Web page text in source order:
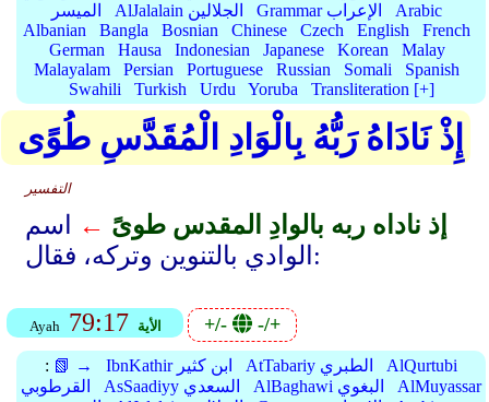
الميسر
AlJalalain الجلالين Grammar الإعراب
Arabic
Albanian
Bangla Bosnian Chinese Czech English
French
German
Hausa Indonesian Japanese Korean
Malay
Malayalam
Persian Portuguese Russian Somali
Spanish
Swahili
Turkish Urdu Yoruba Transliteration [+]
إِذْ نَادَاهُ رَبُّهُ بِالْوَادِ الْمُقَدَّسِ طُوًى
التفسير
إذ ناداه ربه بالوادِ المقدس طوىً ←
اسم
الوادي بالتنوين وتركه، فقال:
Ayah 79:17 الأية +/- -/+
: 📗 → IbnKathir ابن كثير AtTabariy الطبري
AlQurtubi
القرطوبي
AsSaadiyy السعدي AlBaghawi البغوي
AlMuyassar